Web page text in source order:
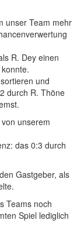
unser Team mehr
R. Dey einen
und
durch R. Thöne
unserem
das 0:3 durch
Gastgeber, als
Teams noch
Spiel lediglich